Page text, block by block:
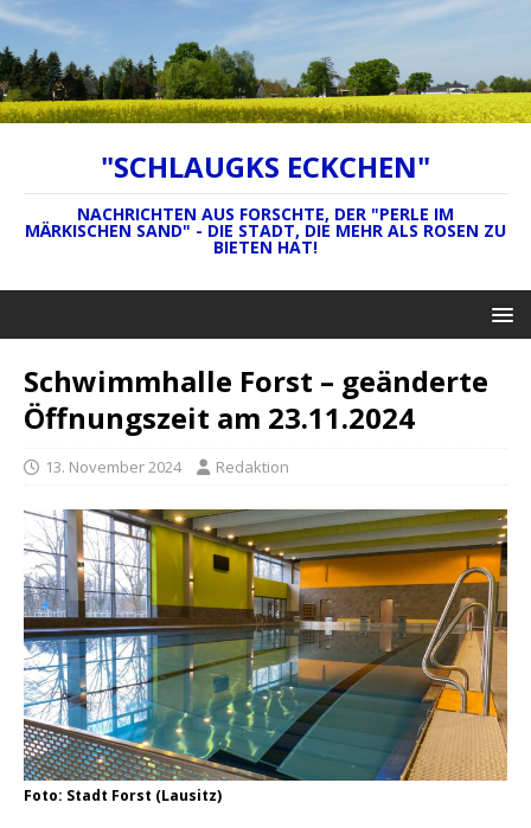
"SCHLAUGKS ECKCHEN"
NACHRICHTEN AUS FORSCHTE, DER "PERLE IM
MÄRKISCHEN SAND" - DIE STADT, DIE MEHR ALS ROSEN ZU
BIETEN HAT!
Schwimmhalle Forst – geänderte
Öffnungszeit am 23.11.2024
13. November 2024 Redaktion
Foto: Stadt Forst (Lausitz)